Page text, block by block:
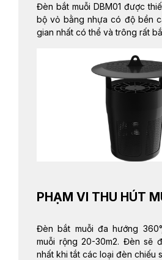
Đèn bắt muỗi DBM01 được
bộ vỏ bằng nhựa có độ bền
gian nhất có thể và trông rất
PHẠM VI THU HÚT
Đèn bắt muỗi đa hướng
muỗi rộng 20-30m2. Đèn sẽ
nhất khi tắt các loại đèn chiếu